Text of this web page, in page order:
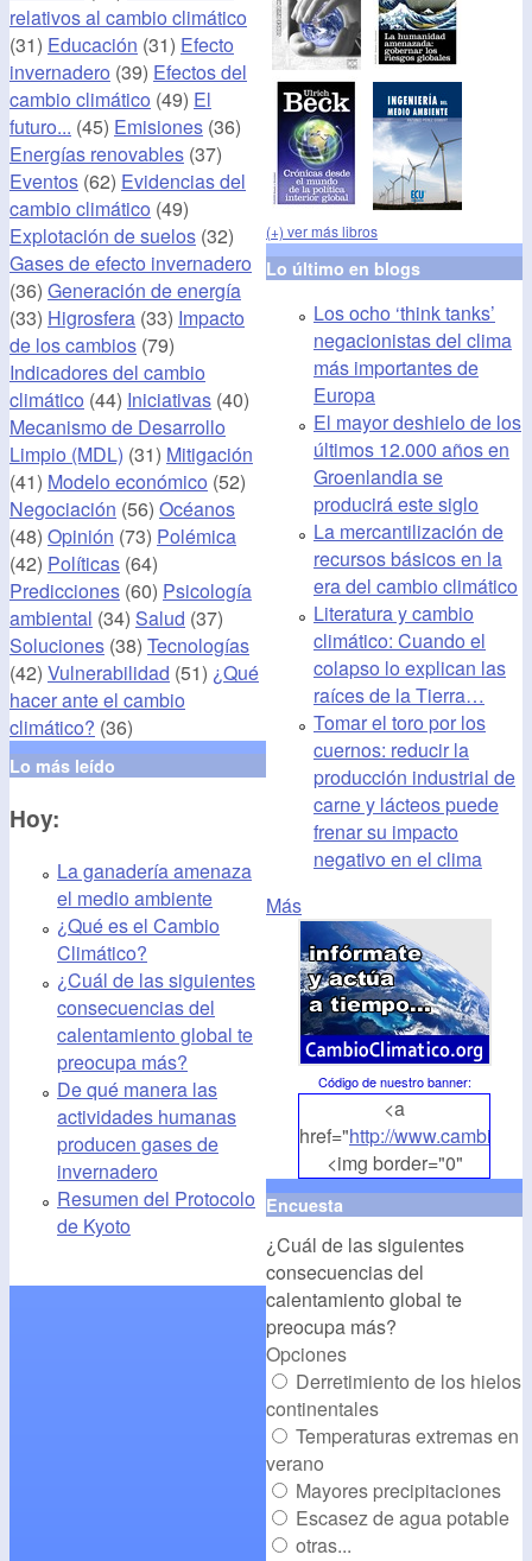
relativos al cambio climático
(31) Educación (31) Efecto
invernadero (39) Efectos del
cambio climático (49) El
futuro... (45) Emisiones (36)
Energías renovables (37)
Eventos (62) Evidencias del
cambio climático (49)
Explotación de suelos (32)
Gases de efecto invernadero
(36) Generación de energía
(33) Higrosfera (33) Impacto
de los cambios (79)
Indicadores del cambio
climático (44) Iniciativas (40)
Mecanismo de Desarrollo
Limpio (MDL) (31) Mitigación
(41) Modelo económico (52)
Negociación (56) Océanos
(48) Opinión (73) Polémica
(42) Políticas (64)
Predicciones (60) Psicología
ambiental (34) Salud (37)
Soluciones (38) Tecnologías
(42) Vulnerabilidad (51) ¿Qué
hacer ante el cambio
climático? (36)
Lo más leído
Hoy:
La ganadería amenaza
el medio ambiente
¿Qué es el Cambio
Climático?
¿Cuál de las siguientes
consecuencias del
calentamiento global te
preocupa más?
De qué manera las
actividades humanas
producen gases de
invernadero
Resumen del Protocolo
de Kyoto
(+) ver más libros
Lo último en blogs
Los ocho ‘think tanks’
negacionistas del clima
más importantes de
Europa
El mayor deshielo de los
últimos 12.000 años en
Groenlandia se
producirá este siglo
La mercantilización de
recursos básicos en la
era del cambio climático
Literatura y cambio
climático: Cuando el
colapso lo explican las
raíces de la Tierra…
Tomar el toro por los
cuernos: reducir la
producción industrial de
carne y lácteos puede
frenar su impacto
negativo en el clima
Más
Código de nuestro banner:
<a
href="http://
<img border="0"
align="middle"
src="http://
alt="CambioClimatico.org"
/></a>
Encuesta
¿Cuál de las siguientes
consecuencias del
calentamiento global te
preocupa más?
Opciones
Derretimiento de los hielos
continentales
Temperaturas extremas en
verano
Mayores precipitaciones
Escasez de agua potable
otras...